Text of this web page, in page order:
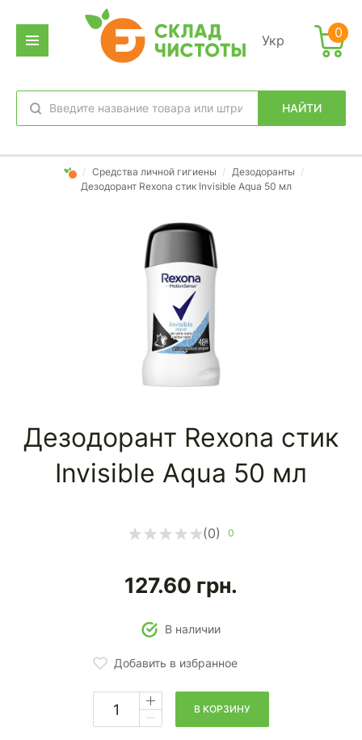
Укр
НАЙТИ
избранное вход
0
/ Средства личной гигиены / Дезодоранты /
Дезодорант Rexona стик Invisible Aqua 50 мл
Дезодорант Rexona стик
Invisible Aqua 50 мл
(0) 0
127.60 грн.
В наличии
Добавить в избранное
В КОРЗИНУ